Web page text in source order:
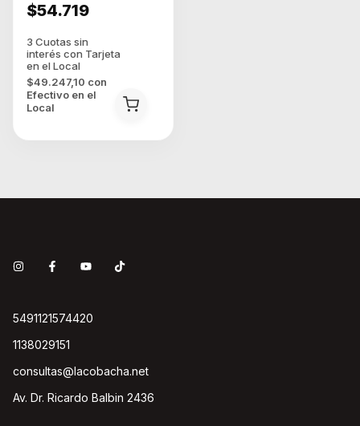
$54.719
$49.247,10 con
Efectivo en el
Local
5491121574420
1138029151
consultas@lacobacha.net
Av. Dr. Ricardo Balbin 2436